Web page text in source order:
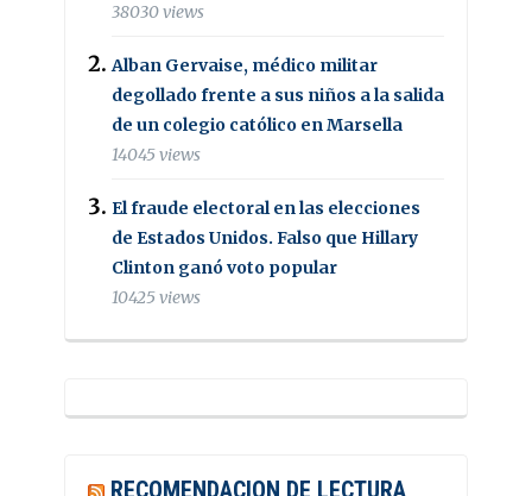
38030 views
Alban Gervaise, médico militar
degollado frente a sus niños a la salida
de un colegio católico en Marsella
14045 views
El fraude electoral en las elecciones
de Estados Unidos. Falso que Hillary
Clinton ganó voto popular
10425 views